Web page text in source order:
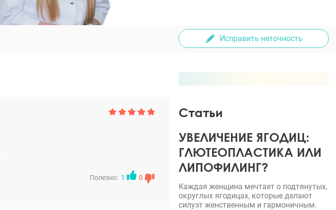
Исправить неточность
Полезно: 1 0
Статьи
УВЕЛИЧЕНИЕ ЯГОДИЦ:
ГЛЮТЕОПЛАСТИКА ИЛИ
ЛИПОФИЛИНГ?
Каждая женщина мечтает о подтянутых,
округлых ягодицах, которые делают
силуэт женственным и гармоничным.